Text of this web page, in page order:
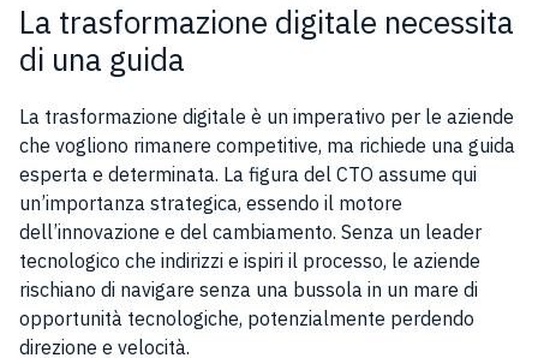
La trasformazione digitale necessita
di una guida
La trasformazione digitale è un imperativo per le aziende
che vogliono rimanere competitive, ma richiede una guida
esperta e determinata. La figura del CTO assume qui
un’importanza strategica, essendo il motore
dell’innovazione e del cambiamento. Senza un leader
tecnologico che indirizzi e ispiri il processo, le aziende
rischiano di navigare senza una bussola in un mare di
opportunità tecnologiche, potenzialmente perdendo
direzione e velocità.